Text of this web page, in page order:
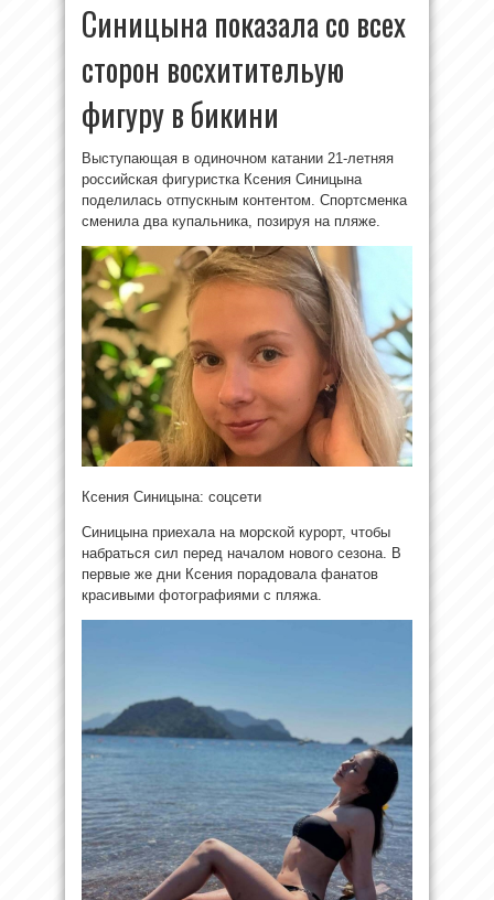
Синицына показала со всех
сторон восхитительую
фигуру в бикини
Выступающая в одиночном катании 21-летняя
российская фигуристка Ксения Синицына
поделилась отпускным контентом. Спортсменка
сменила два купальника, позируя на пляже.
Ксения Синицына: соцсети
Синицына приехала на морской курорт, чтобы
набраться сил перед началом нового сезона. В
первые же дни Ксения порадовала фанатов
красивыми фотографиями с пляжа.